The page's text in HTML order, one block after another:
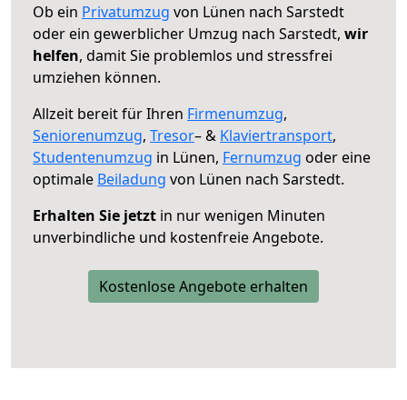
Ob ein Privatumzug von Lünen nach Sarstedt
oder ein gewerblicher Umzug nach Sarstedt, wir
helfen, damit Sie problemlos und stressfrei
umziehen können.
Allzeit bereit für Ihren Firmenumzug,
Seniorenumzug, Tresor– & Klaviertransport,
Studentenumzug in Lünen, Fernumzug oder eine
optimale Beiladung von Lünen nach Sarstedt.
Erhalten Sie jetzt in nur wenigen Minuten
unverbindliche und kostenfreie Angebote.
Kostenlose Angebote erhalten